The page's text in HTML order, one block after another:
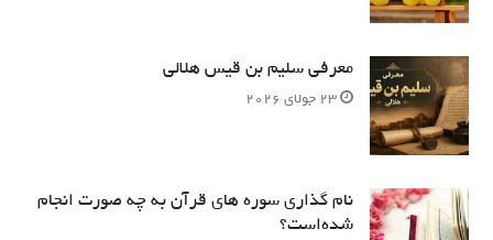
معرفی سلیم بن قیس هلالی
23 جولای 2026
نام‌ گذاری سوره های قرآن به چه صورت انجام
شده‌است؟